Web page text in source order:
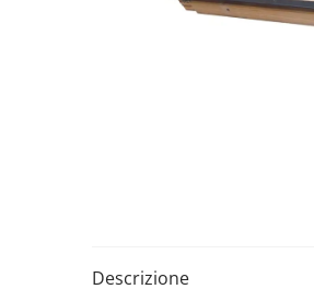
Descrizione